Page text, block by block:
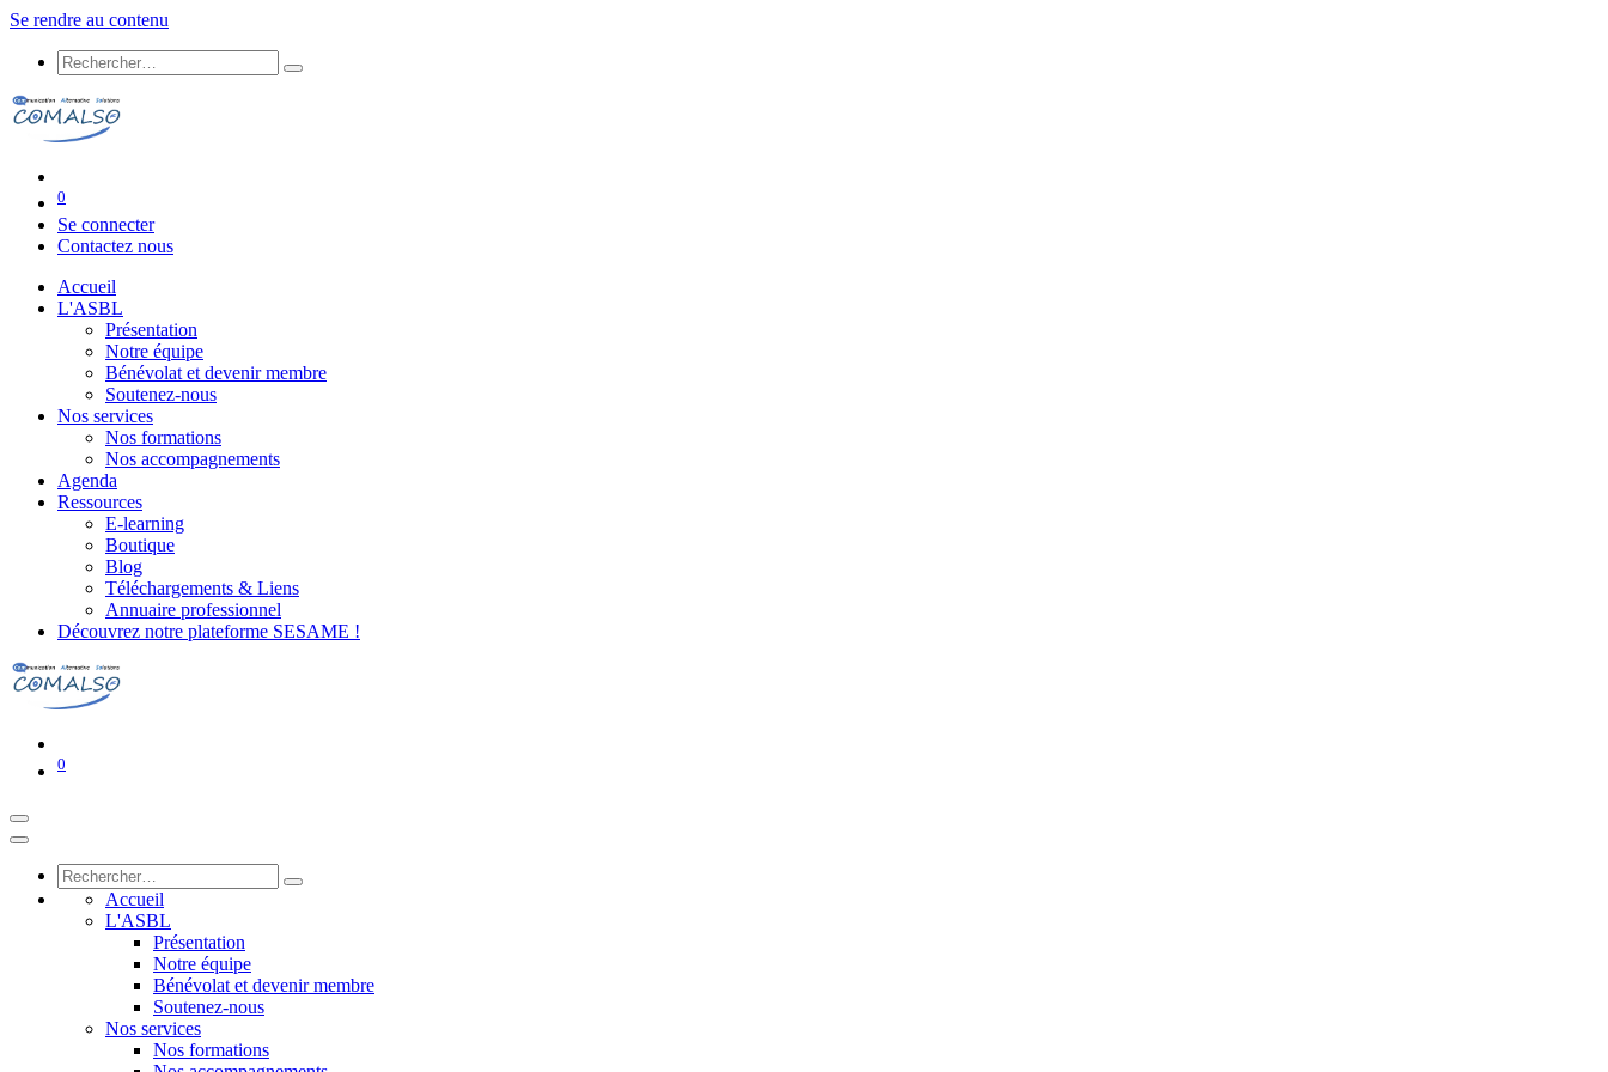
Se rendre au contenu
0
Se connecter
Contactez nous
Accueil
L'ASBL
Présentation
Notre équipe
Bénévolat et devenir membre
Soutenez-nous
Nos services
Nos formations
Nos accompagnements
Agenda
Ressources
E-learning
Boutique
Blog
Téléchargements & Liens
Annuaire professionnel
Découvrez notre plateforme SESAME !
0
Accueil
L'ASBL
Présentation
Notre équipe
Bénévolat et devenir membre
Soutenez-nous
Nos services
Nos formations